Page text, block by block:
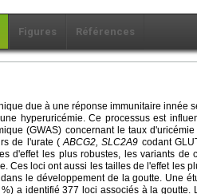
Figures Références
due à une réponse immunitaire innée
hyperuricémie. Ce processus est
(GWAS) concernant le taux
de l'urate (ABCG2, SLC2A9 codant
d'effet les plus robustes, les variants
Ces loci ont aussi les tailles de l'effet les
le développement de la goutte. Une
a identifié 377 loci associés à la goutte.